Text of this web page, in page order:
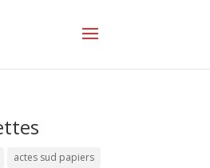
actes sud papiers